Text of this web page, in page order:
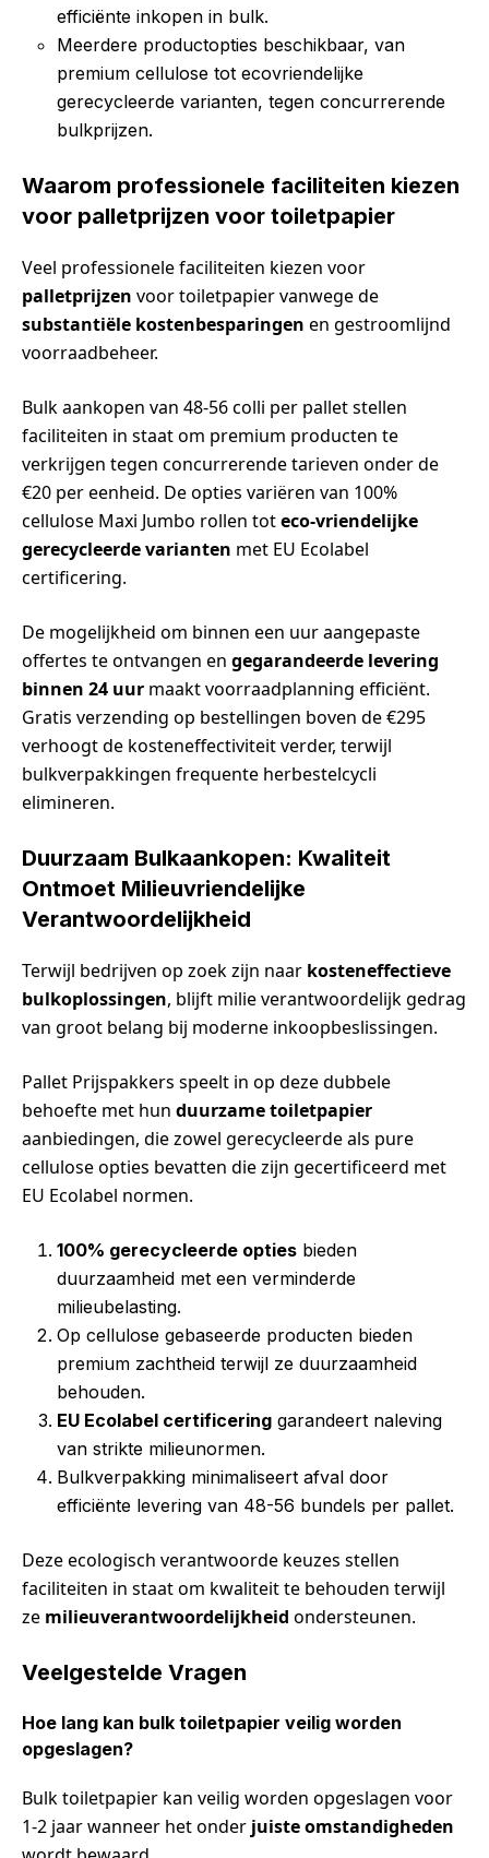
efficiënte inkopen in bulk.
Meerdere productopties beschikbaar, van
premium cellulose tot ecovriendelijke
gerecycleerde varianten, tegen concurrerende
bulkprijzen.
Waarom professionele faciliteiten kiezen
voor palletprijzen voor toiletpapier
Veel professionele faciliteiten kiezen voor
palletprijzen voor toiletpapier vanwege de
substantiële kostenbesparingen en gestroomlijnd
voorraadbeheer.
Bulk aankopen van 48-56 colli per pallet stellen
faciliteiten in staat om premium producten te
verkrijgen tegen concurrerende tarieven onder de
€20 per eenheid. De opties variëren van 100%
cellulose Maxi Jumbo rollen toteco-vriendelijke
gerecycleerde varianten met EU Ecolabel
certificering.
De mogelijkheid om binnen een uur aangepaste
offertes te ontvangen en gegarandeerde levering
binnen 24 uur maakt voorraadplanning efficiënt.
Gratis verzending op bestellingen boven de €295
verhoogt de kosteneffectiviteit verder, terwijl
bulkverpakkingen frequente herbestelcycli
elimineren.
Duurzaam Bulkaankopen: Kwaliteit
Ontmoet Milieuvriendelijke
Verantwoordelijkheid
Terwijl bedrijven op zoek zijn naar kosteneffectieve
bulkoplossingen, blijft milie verantwoordelijk gedrag
van groot belang bij moderne inkoopbeslissingen.
Pallet Prijspakkers speelt in op deze dubbele
behoefte met hun duurzame toiletpapier
aanbiedingen, die zowel gerecycleerde als pure
cellulose opties bevatten die zijn gecertificeerd met
EU Ecolabel normen.
100% gerecycleerde opties bieden
duurzaamheid met een verminderde
milieubelasting.
Op cellulose gebaseerde producten bieden
premium zachtheid terwijl ze duurzaamheid
behouden.
EU Ecolabel certificering garandeert naleving
van strikte milieunormen.
Bulkverpakking minimaliseert afval door
efficiënte levering van 48-56 bundels per pallet.
Deze ecologisch verantwoorde keuzes stellen
faciliteiten in staat om kwaliteit te behouden terwijl
ze milieuverantwoordelijkheid ondersteunen.
Veelgestelde Vragen
Hoe lang kan bulk toiletpapier veilig worden
opgeslagen?
Bulk toiletpapier kan veilig worden opgeslagen voor
1-2 jaar wanneer het onder juiste omstandigheden